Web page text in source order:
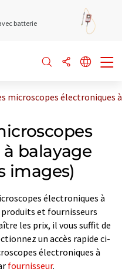
batterie
microscopes électroniques
balayage
images)
électroniques à
produits et fournisseurs
les prix, il vous suffit de
un accès rapide ci-
électroniques à
fournisseur.